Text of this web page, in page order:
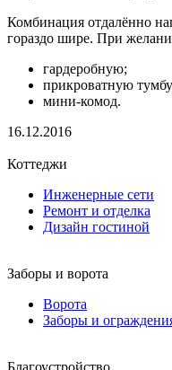
Комбинация отдалённо
гораздо шире. При
гардеробную;
прикроватную
мини-комод.
16.12.2016
Коттеджи
Инженерные сети
Ремонт и отделка
Дизайн гостиной
Заборы и ворота
Ворота
Заборы и
Благоустройство